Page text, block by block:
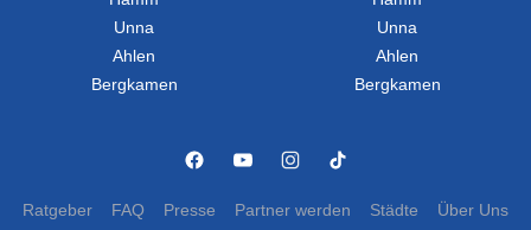
Unna
Ahlen
Bergkamen
Unna
Ahlen
Bergkamen
Ratgeber FAQ Presse Partner werden Städte Über Uns